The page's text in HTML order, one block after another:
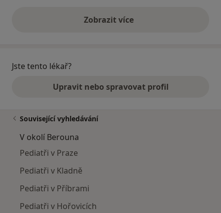
Zobrazit vícevýše uvedené názory
Jste tento lékař?
Upravit nebo spravovat profil
Související vyhledávání
V okolí Berouna
Pediatři v Praze
Pediatři v Kladně
Pediatři v Příbrami
Pediatři v Hořovicích